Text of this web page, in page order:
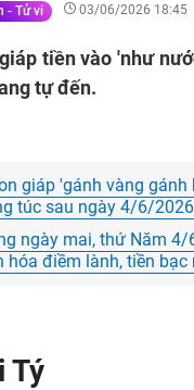
- Tử vi 03/06/2026 18:45
tiền vào 'như
tự đến.
giáp 'gánh vàng gánh
túc sau ngày 4/6/2026
ngày mai, thứ Năm 4/
hóa điềm lành, tiền
Tý